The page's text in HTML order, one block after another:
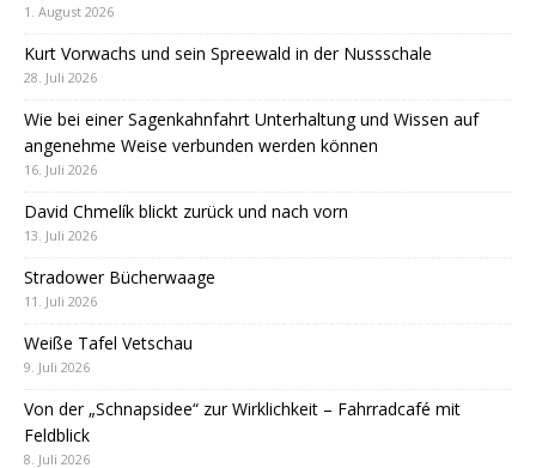
1. August 2026
Kurt Vorwachs und sein Spreewald in der Nussschale
28. Juli 2026
Wie bei einer Sagenkahnfahrt Unterhaltung und Wissen auf
angenehme Weise verbunden werden können
16. Juli 2026
David Chmelík blickt zurück und nach vorn
13. Juli 2026
Stradower Bücherwaage
11. Juli 2026
Weiße Tafel Vetschau
9. Juli 2026
Von der „Schnapsidee“ zur Wirklichkeit – Fahrradcafé mit
Feldblick
8. Juli 2026